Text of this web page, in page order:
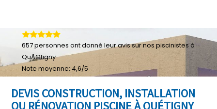
DEVIS CONSTRUCTION, INSTALLATION
OU RÉNOVATION PISCINE À QUÉTIGNY
657personnes ont donné leuravis sur nos piscinistes à
QuÃ©tigny
Note moyenne: 4,6/5